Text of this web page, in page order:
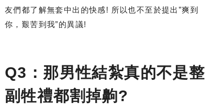
友們都了解無套中出的快感! 所以也不至於提出”爽到
你，艱苦到我”的異議!
Q3：那男性結紮真的不是整
副牲禮都割掉齁?